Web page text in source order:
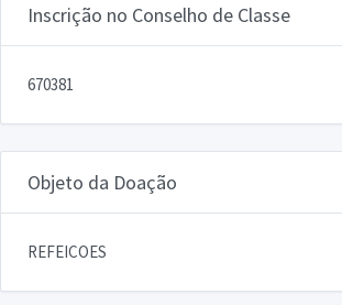
Inscrição no Conselho de Classe
670381
Objeto da Doação
REFEICOES